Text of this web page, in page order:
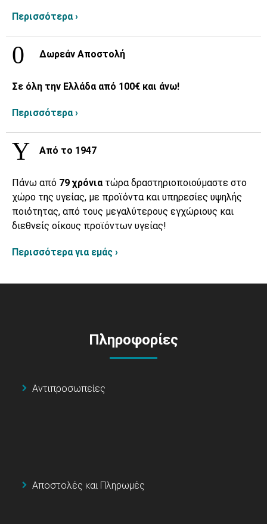
Περισσότερα ›
Δωρεάν Αποστολή
Σε όλη την Ελλάδα από 100€ και άνω!
Περισσότερα ›
Από το 1947
Πάνω από 79 χρόνια τώρα δραστηριοποιούμαστε στο
χώρο της υγείας, με προϊόντα και υπηρεσίες υψηλής
ποιότητας, από τους μεγαλύτερους εγχώριους και
διεθνείς οίκους προϊόντων υγείας!
Περισσότερα για εμάς ›
Πληροφορίες
Αντιπροσωπείες
Αποστολές και Πληρωμές